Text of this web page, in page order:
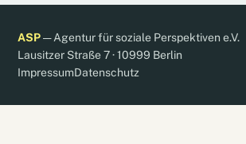
ASP— Agentur für soziale Perspektiven e.V.
Lausitzer Straße 7 · 10999 Berlin
ImpressumDatenschutz